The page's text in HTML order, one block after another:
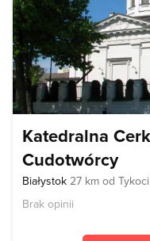
Katedralna
Cudotwórcy
Białystok 27 km od
Brak opinii